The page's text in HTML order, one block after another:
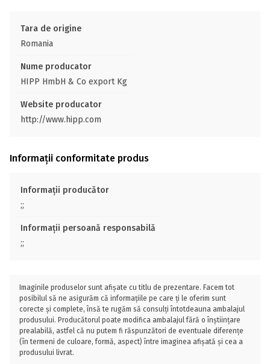
Tara de origine
Romania
Nume producator
HIPP HmbH & Co export Kg
Website producator
http://www.hipp.com
Informații conformitate produs
Informații producător
;;
Informații persoană responsabilă
;;
Imaginile produselor sunt afișate cu titlu de prezentare. Facem tot
posibilul să ne asigurăm că informațiile pe care ți le oferim sunt
corecte și complete, însă te rugăm să consulți întotdeauna ambalajul
produsului. Producătorul poate modifica ambalajul fără o înștiințare
prealabilă, astfel că nu putem fi răspunzători de eventuale diferențe
(în termeni de culoare, formă, aspect) între imaginea afișată și cea a
produsului livrat.